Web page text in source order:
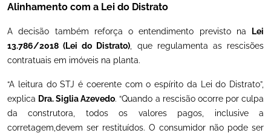
Alinhamento com a Lei do Distrato
A decisão também reforça o entendimento previsto na Lei
13.786/2018 (Lei do Distrato) , que regulamenta as rescisões
contratuais em imóveis na planta.
“A leitura do STJ é coerente com o espírito da Lei do Distrato”,
explica Dra. SigliaAzevedo. “Quando a rescisão ocorre por culpa
da construtora, todos os valores pagos, inclusive a
corretagem,devem ser restituídos. O consumidor não pode ser